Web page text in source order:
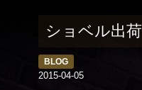
ショベル出荷
BLOG
2015-04-05